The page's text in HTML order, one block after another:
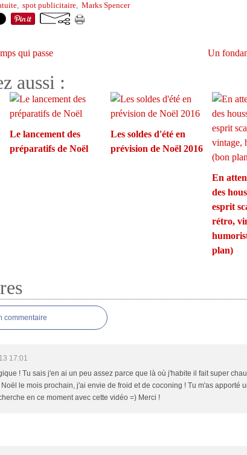
, spot publicitaire, Marks Spencer
qui passe Un
aussi :
Le lancement des
préparatifs de Noël
Les soldes d'été en
prévision de Noël 2016
En
des
esprit
rétro,
plan)
commentaire
17:01
! Tu sais j'en ai un peu assez parce que là où j'habite il fait super
le mois prochain, j'ai envie de froid et de coconing ! Tu m'as apporté
en ce moment avec cette vidéo =) Merci !